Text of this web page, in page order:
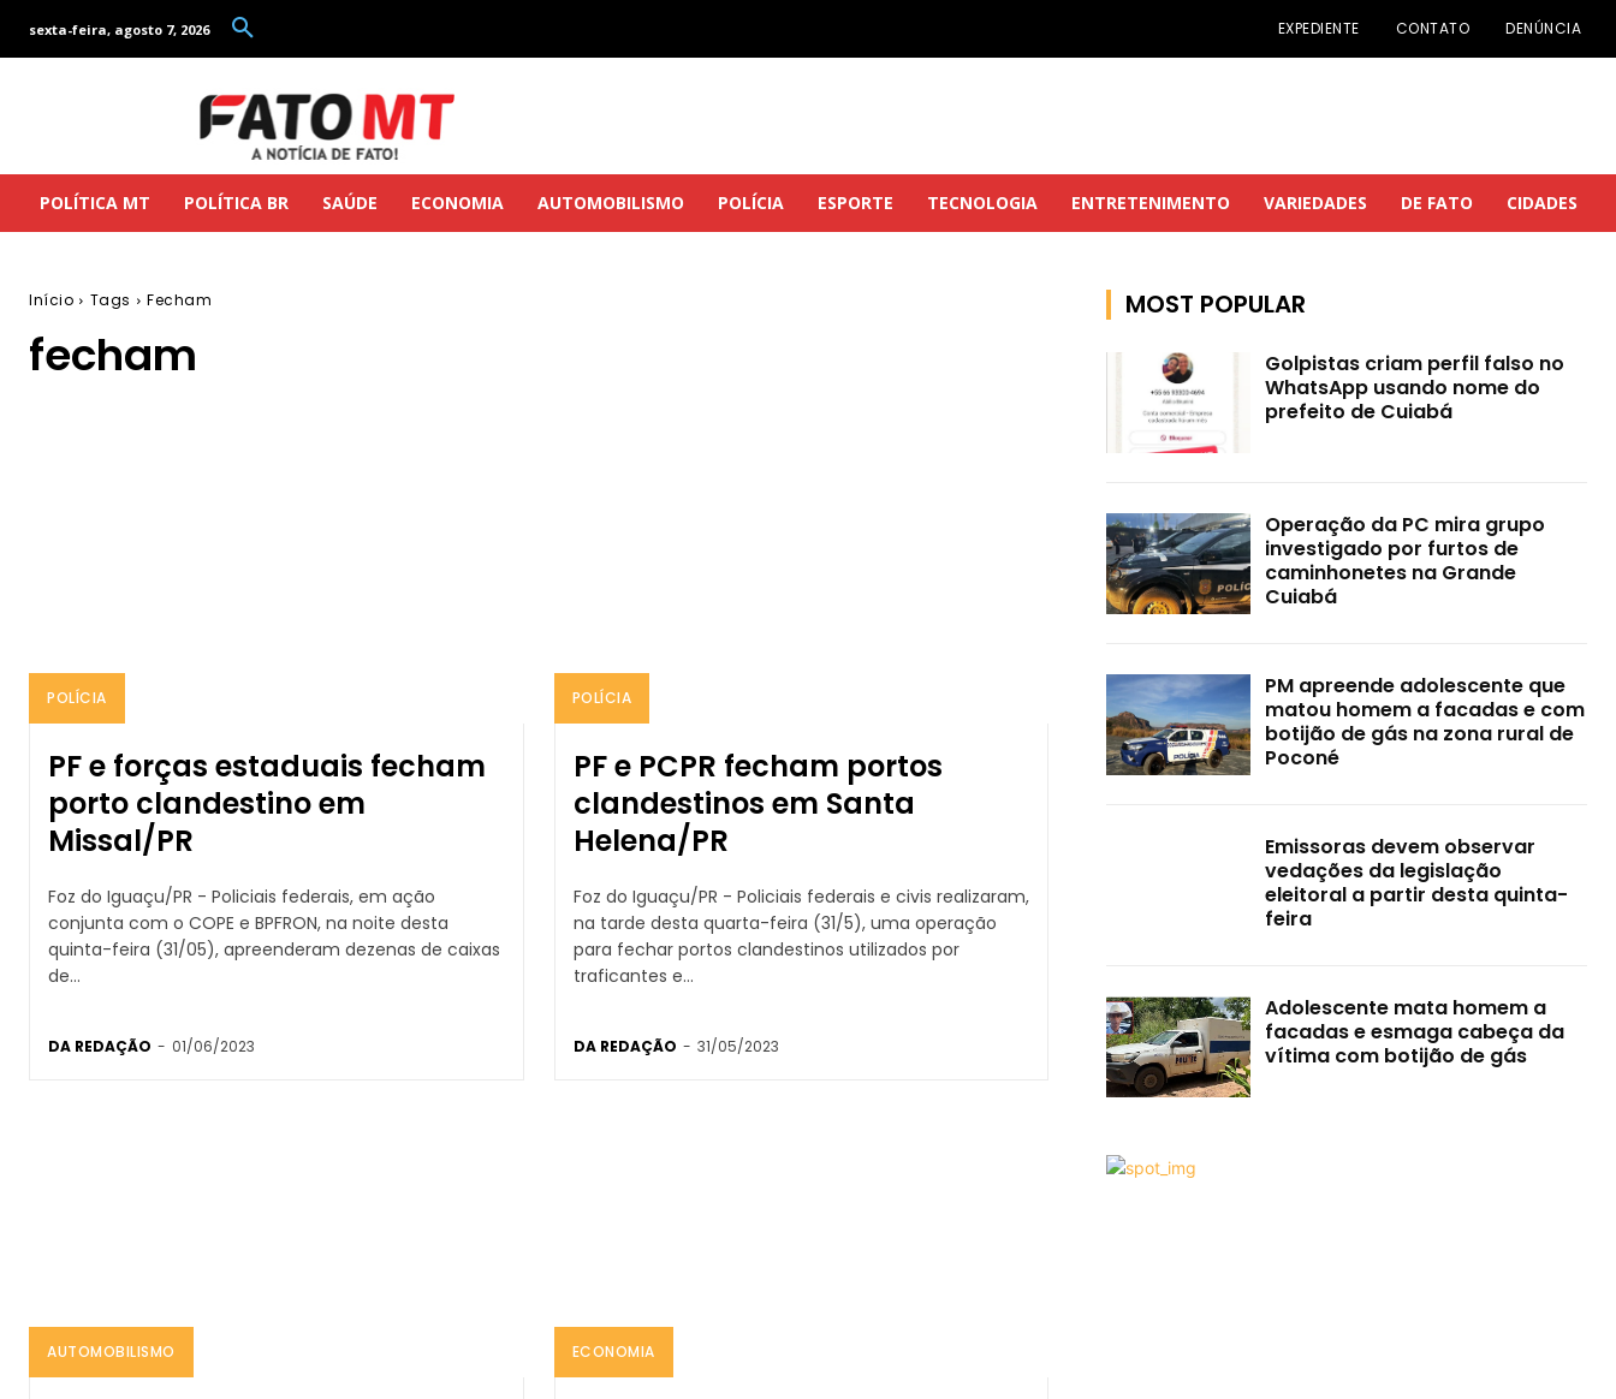
sexta-feira, agosto 7, 2026 EXPEDIENTE CONTATO DENÚNCIA
POLÍTICA MT POLÍTICA BR SAÚDE ECONOMIA AUTOMOBILISMO POLÍCIA ESPORTE TECNOLOGIA ENTRETENIMENTO VARIEDADES DE FATO CIDADES
Início Tags Fecham
fecham
POLÍCIA
PF e forças estaduais fecham
porto clandestino em
Missal/PR
Foz do Iguaçu/PR - Policiais federais, em ação
conjunta com o COPE e BPFRON, na noite desta
quinta-feira (31/05), apreenderam dezenas de caixas
de...
DA REDAÇÃO - 01/06/2023
POLÍCIA
PF e PCPR fecham portos
clandestinos em Santa
Helena/PR
Foz do Iguaçu/PR - Policiais federais e civis realizaram,
na tarde desta quarta-feira (31/5), uma operação
para fechar portos clandestinos utilizados por
traficantes e...
DA REDAÇÃO - 31/05/2023
AUTOMOBILISMO ECONOMIA
MOST POPULAR
Golpistas criam perfil falso no
WhatsApp usando nome do
prefeito de Cuiabá
Operação da PC mira grupo
investigado por furtos de
caminhonetes na Grande
Cuiabá
PM apreende adolescente que
matou homem a facadas e com
botijão de gás na zona rural de
Poconé
Emissoras devem observar
vedações da legislação
eleitoral a partir desta quinta-
feira
Adolescente mata homem a
facadas e esmaga cabeça da
vítima com botijão de gás